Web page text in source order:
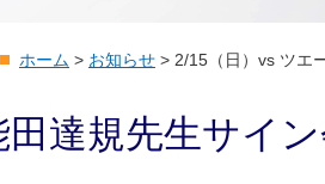
ホーム > お知らせ > 2/15（日）vs ツエ
達規先生サイ